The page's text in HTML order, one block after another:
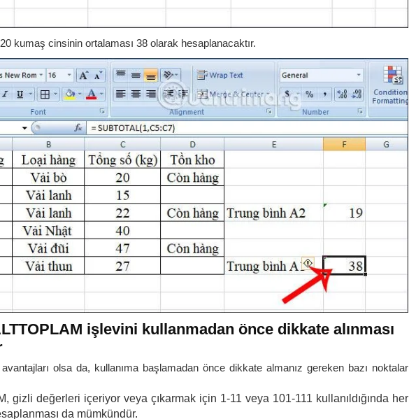
kumaş cinsinin ortalaması 38 olarak hesaplanacaktır.
işlevini kullanmadan önce dikkate alınması
olsa da, kullanıma başlamadan önce dikkate almanız gereken bazı noktalar
gizli değerleri içeriyor veya çıkarmak için 1-11 veya 101-111 kullanıldığında her
da mümkündür.